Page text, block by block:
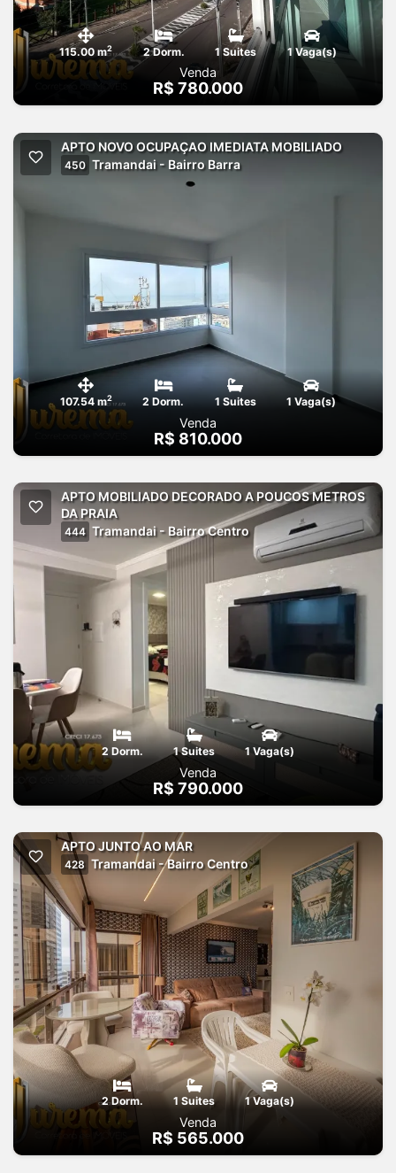
115.00 m2 2 Dorm. 1 Suites 1 Vaga(s)
Venda
R$ 780.000
APTO NOVO OCUPAÇAO IMEDIATA MOBILIADO
450 Tramandai - Bairro Barra
107.54 m2 2 Dorm. 1 Suites 1 Vaga(s)
Venda
R$ 810.000
APTO MOBILIADO DECORADO A POUCOS METROS
DA PRAIA
444 Tramandai - Bairro Centro
2 Dorm. 1 Suites 1 Vaga(s)
Venda
R$ 790.000
APTO JUNTO AO MAR
428 Tramandai - Bairro Centro
2 Dorm. 1 Suites 1 Vaga(s)
Venda
R$ 565.000